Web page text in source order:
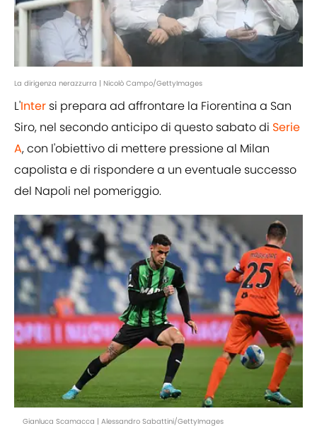
La dirigenza nerazzurra | Nicolò Campo/GettyImages
L'Inter si prepara ad affrontare la Fiorentina a San
Siro, nel secondo anticipo di questo sabato di Serie
A, con l'obiettivo di mettere pressione al Milan
capolista e di rispondere a un eventuale successo
del Napoli nel pomeriggio.
Gianluca Scamacca | Alessandro Sabattini/GettyImages